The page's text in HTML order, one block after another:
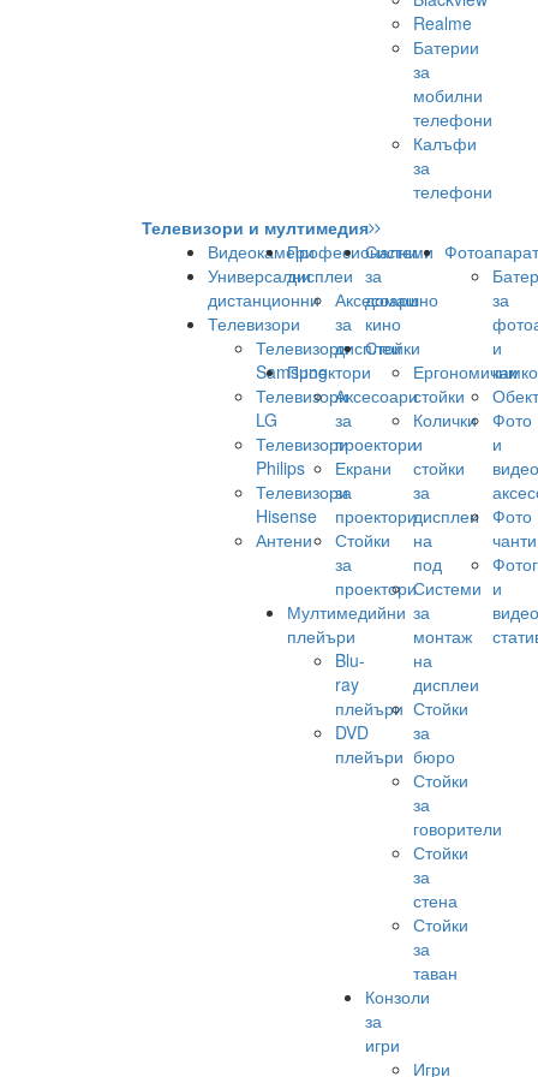
Realme
Батерии
за
мобилни
телефони
Калъфи
за
телефони
Телевизори и мултимедия
Видеокамери
Универсални
дистанционни
Телевизори
Телевизори
Samsung
Телевизори
LG
Телевизори
Philips
Телевизори
Hisense
Антени
Професионални
дисплеи
Аксесоари
за
дисплеи
Проектори
Аксесоари
за
проектори
Екрани
за
проектори
Стойки
за
проектори
Мултимедийни
плейъри
Blu-
ray
плейъри
DVD
плейъри
Системи
за
домашно
кино
Стойки
Ергономични
стойки
Колички
и
стойки
за
дисплеи
на
под
Системи
за
монтаж
на
дисплеи
Стойки
за
бюро
Стойки
за
говорители
Стойки
за
стена
Стойки
за
таван
Конзоли
за
игри
Игри
за
и
Фото
и
видео
Фото
чанти
и
видео